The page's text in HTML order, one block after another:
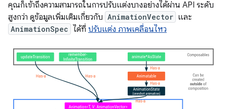
คุณก็เข้าถึงความสามารถในการปรับแต่งบางอย่างได้ผ่าน API ระดับ
สูงกว่า ดูข้อมูลเพิ่มเติมเกี่ยวกับ AnimationVector และ
AnimationSpec ได้ที่ ปรับแต่ง ภาพเคลื่อนไหว